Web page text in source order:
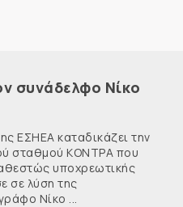
συνάδελφο Νίκο
ΕΣΗΕΑ καταδικάζει την
σταθμού ΚΟΝΤΡΑ που
υποχρεωτικής
σε λύση της
Νίκο ...